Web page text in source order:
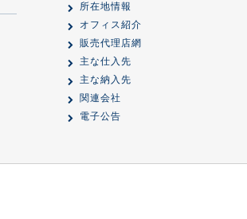
所在地情報
オフィス紹介
販売代理店網
主な仕入先
主な納入先
関連会社
電子公告